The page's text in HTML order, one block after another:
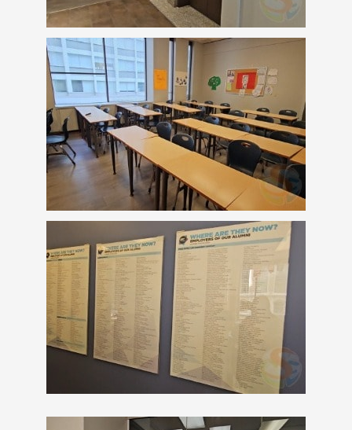
熱門搜尋：
加拿大RO 任意門 遊學團
教育學區
Pathway
Latest News 最新消息
Promotion 最新優惠
Program 課程選擇
SEC 知識庫